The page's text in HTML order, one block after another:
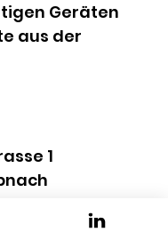
Geräten
aus der
1